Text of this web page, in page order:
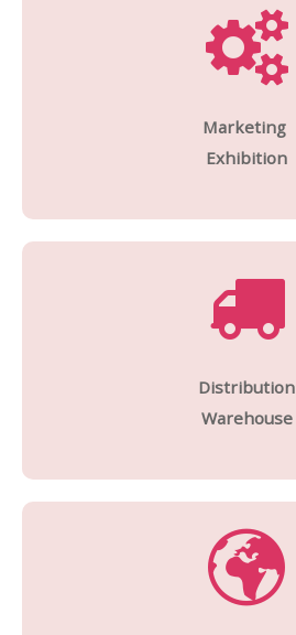
Marketing
Exhibition
Distribution
Warehouse